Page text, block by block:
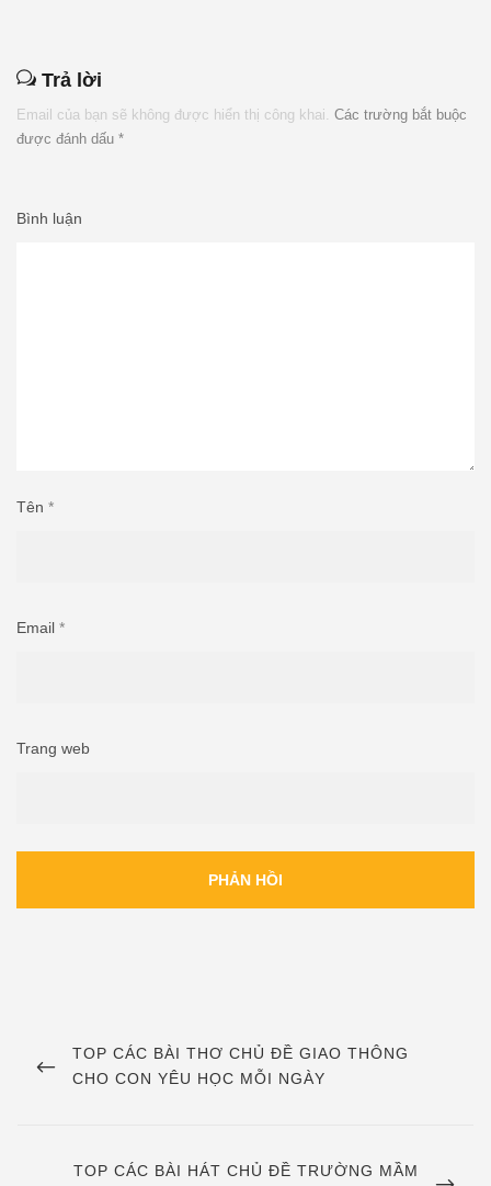
Trả lời
Email của bạn sẽ không được hiển thị công khai. Các trường bắt buộc
được đánh dấu *
Bình luận
Tên *
Email *
Trang web
hướng
PREVIOUS
POST
TOP CÁC BÀI THƠ CHỦ ĐỀ GIAO THÔNG
CHO CON YÊU HỌC MỖI NGÀY
NEXT
TOP CÁC BÀI HÁT CHỦ ĐỀ TRƯỜNG MẦM